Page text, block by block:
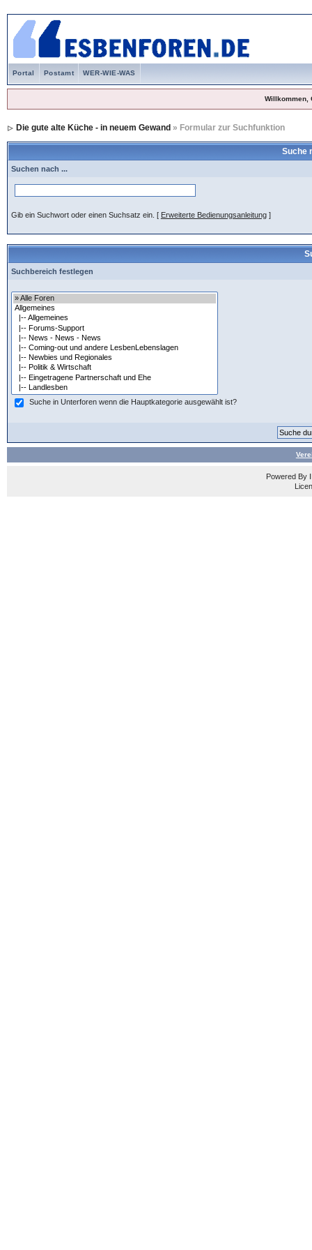
Portal Postamt WER-WIE-WAS
Willkommen,
Die gute alte Küche - in neuem Gewand » Formular zur Suchfunktion
Suche
Suchen nach ...
Gib ein Suchwort oder einen Suchsatz ein. [ Erweiterte Bedienungsanleitung]
Suchbereich festlegen
Suche in Unterforen wenn die Hauptkategorie ausgewählt ist?
Powered By